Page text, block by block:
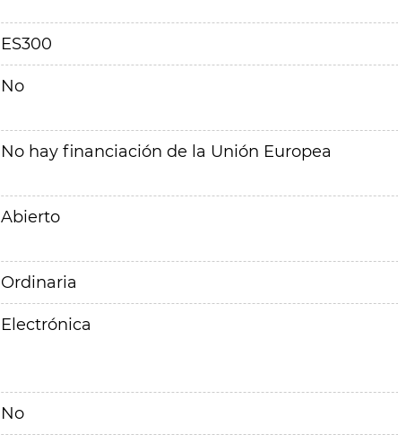
ES300
No
No hay financiación de la Unión Europea
Abierto
Ordinaria
Electrónica
No